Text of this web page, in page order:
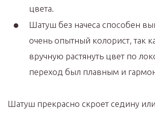
цвета.
Шатуш без начеса способен
очень опытный колорист, так
вручную растянуть цвет по
переход был плавным и
Шатуш прекрасно скроет седину